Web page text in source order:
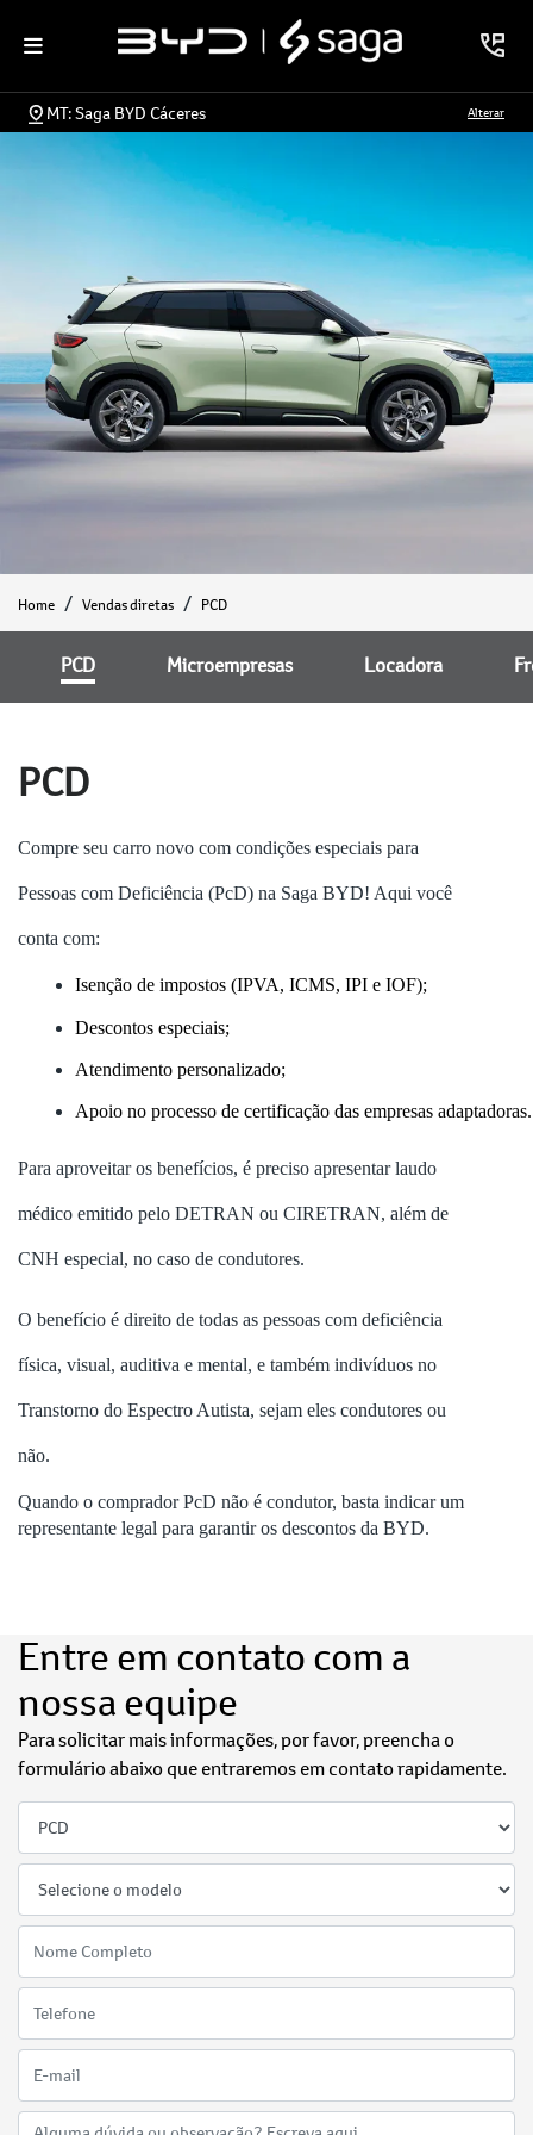
MT: Saga BYD Cáceres Alterar
Home Vendas diretas PCD
Microempresas
PCD Locadora
PCD
Compre seu carro novo com condições especiais para
Pessoas com Deficiência (PcD) na Saga BYD! Aqui você
conta com:
Isenção de impostos (IPVA, ICMS, IPI e IOF);
Descontos especiais;
Atendimento personalizado;
Apoio no processo de certificação das empresas adaptadoras.
Para aproveitar os benefícios, é preciso apresentar laudo
médico emitido pelo DETRAN ou CIRETRAN, além de
CNH especial, no caso de condutores.
O benefício é direito de todas as pessoas com deficiência
física, visual, auditiva e mental, e também indivíduos no
Transtorno do Espectro Autista, sejam eles condutores ou
não.
Quando o comprador PcD não é condutor, basta indicar um
representante legal para garantir os descontos da BYD.
Entre em contato com a
nossa equipe
Para solicitar mais informações, por favor, preencha o
formulário abaixo que entraremos em contato rapidamente.